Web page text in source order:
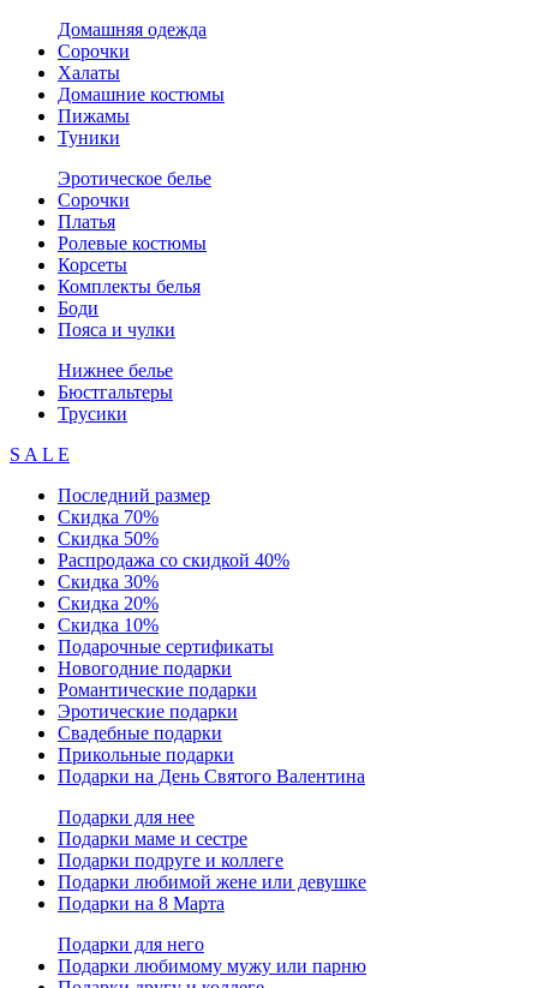
Домашняя одежда
Сорочки
Халаты
Домашние костюмы
Пижамы
Туники
Эротическое белье
Сорочки
Платья
Ролевые костюмы
Корсеты
Комплекты белья
Боди
Пояса и чулки
Нижнее белье
Бюстгальтеры
Трусики
S A L E
Последний размер
Скидка 70%
Скидка 50%
Распродажа со скидкой 40%
Скидка 30%
Скидка 20%
Скидка 10%
Подарочные сертификаты
Новогодние подарки
Романтические подарки
Эротические подарки
Свадебные подарки
Прикольные подарки
Подарки на День Святого Валентина
Подарки для нее
Подарки маме и сестре
Подарки подруге и коллеге
Подарки любимой жене или девушке
Подарки на 8 Марта
Подарки для него
Подарки любимому мужу или парню